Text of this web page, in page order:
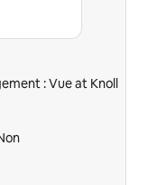
: Vue at Knoll